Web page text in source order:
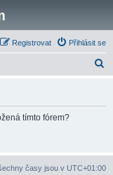
Přihlásit se
Registrovat
tímto fórem?
časy jsou v UTC+01:00